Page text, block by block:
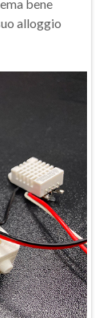
bene
alloggio